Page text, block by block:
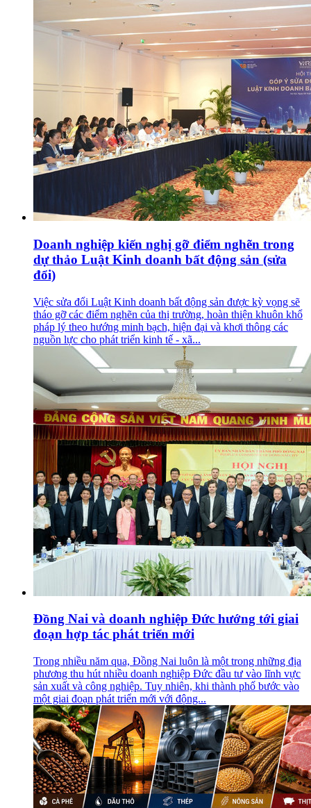
Doanh nghiệp kiến nghị gỡ điểm nghẽn trong
dự thảo Luật Kinh doanh bất động sản (sửa
đổi)
Việc sửa đổi Luật Kinh doanh bất động sản được kỳ vọng sẽ
tháo gỡ các điểm nghẽn của thị trường, hoàn thiện khuôn khổ
pháp lý theo hướng minh bạch, hiện đại và khơi thông các
nguồn lực cho phát triển kinh tế - xã...
Đồng Nai và doanh nghiệp Đức hướng tới giai
đoạn hợp tác phát triển mới
Trong nhiều năm qua, Đồng Nai luôn là một trong những địa
phương thu hút nhiều doanh nghiệp Đức đầu tư vào lĩnh vực
sản xuất và công nghiệp. Tuy nhiên, khi thành phố bước vào
một giai đoạn phát triển mới với động...